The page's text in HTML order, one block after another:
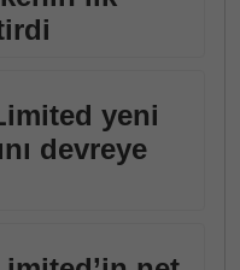
yeni
devreye